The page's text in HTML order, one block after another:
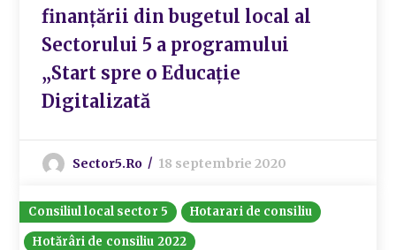
finanțării din bugetul local al
Sectorului 5 a programului
„Start spre o Educație
Digitalizată
Sector5.ro 18 septembrie 2020
Consiliul local sector 5
Hotarari de consiliu
Hotărâri de consiliu 2022